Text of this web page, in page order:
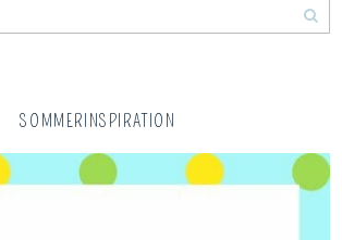
SOMMERINSPIRATION